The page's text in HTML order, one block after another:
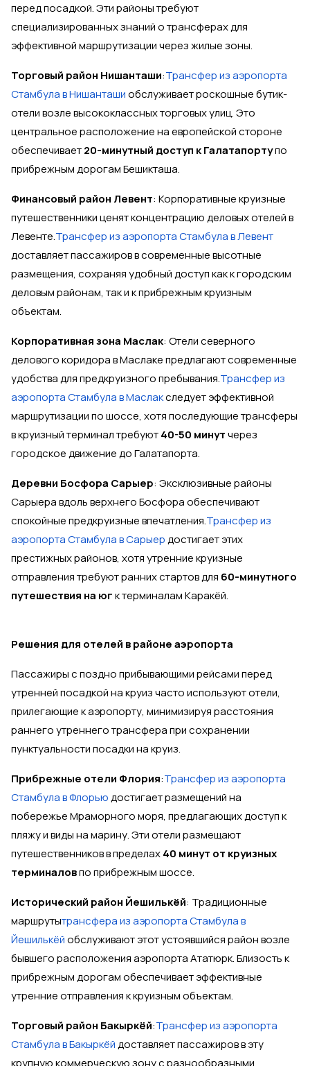
перед посадкой. Эти районы требуют
специализированных знаний о трансферах для
эффективной маршрутизации через жилые зоны.
Торговый район Нишанташи:Трансфер из аэропорта
Стамбула в Нишанташиобслуживает роскошные бутик-
отели возле высококлассных торговых улиц. Это
центральное расположение на европейской стороне
обеспечивает20-минутный доступ к Галатапортупо
прибрежным дорогам Бешикташа.
Финансовый район Левент: Корпоративные круизные
путешественники ценят концентрацию деловых отелей в
Левенте.Трансфер из аэропорта Стамбула в Левент
доставляет пассажиров в современные высотные
размещения, сохраняя удобный доступ как к городским
деловым районам, так и к прибрежным круизным
объектам.
Корпоративная зона Маслак: Отели северного
делового коридора в Маслаке предлагают современные
удобства для предкруизного пребывания.Трансфер из
аэропорта Стамбула в Маслакследует эффективной
маршрутизации по шоссе, хотя последующие трансферы
в круизный терминал требуют40-50 минутчерез
городское движение до Галатапорта.
Деревни Босфора Сарыер: Эксклюзивные районы
Сарыера вдоль верхнего Босфора обеспечивают
спокойные предкруизные впечатления.Трансфер из
аэропорта Стамбула в Сарыердостигает этих
престижных районов, хотя утренние круизные
отправления требуют ранних стартов для 60-минутного
путешествия на югк терминалам Каракёй.
Решения для отелей в районе аэропорта
Пассажиры с поздно прибывающими рейсами перед
утренней посадкой на круиз часто используют отели,
прилегающие к аэропорту, минимизируя расстояния
раннего утреннего трансфера при сохранении
пунктуальности посадки на круиз.
Прибрежные отели Флория:Трансфер из аэропорта
Стамбула в Флорьюдостигает размещений на
побережье Мраморного моря, предлагающих доступ к
пляжу и виды на марину. Эти отели размещают
путешественников в пределах40 минут от круизных
терминаловпо прибрежным шоссе.
Исторический район Йешилькёй: Традиционные
маршрутытрансфера из аэропорта Стамбула в
Йешилькёйобслуживают этот устоявшийся район возле
бывшего расположения аэропорта Ататюрк. Близость к
прибрежным дорогам обеспечивает эффективные
утренние отправления к круизным объектам.
Торговый район Бакыркёй:Трансфер из аэропорта
Стамбула в Бакыркёйдоставляет пассажиров в эту
крупную коммерческую зону с разнообразными